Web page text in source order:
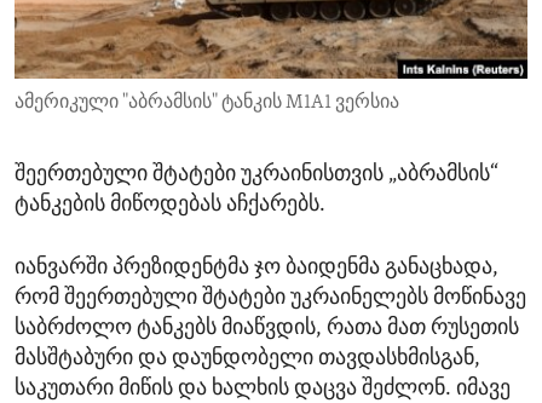
ENVIRONMENT AND HEALTH
IDEALS AND INSTITUTIONS
ამერიკული "აბრამსის" ტანკის M1A1 ვერსია
შეერთებული შტატები უკრაინისთვის „აბრამსის“
ტანკების მიწოდებას აჩქარებს.
იანვარში პრეზიდენტმა ჯო ბაიდენმა განაცხადა,
რომ შეერთებული შტატები უკრაინელებს მოწინავე
საბრძოლო ტანკებს მიაწვდის, რათა მათ რუსეთის
მასშტაბური და დაუნდობელი თავდასხმისგან,
საკუთარი მიწის და ხალხის დაცვა შეძლონ. იმავე